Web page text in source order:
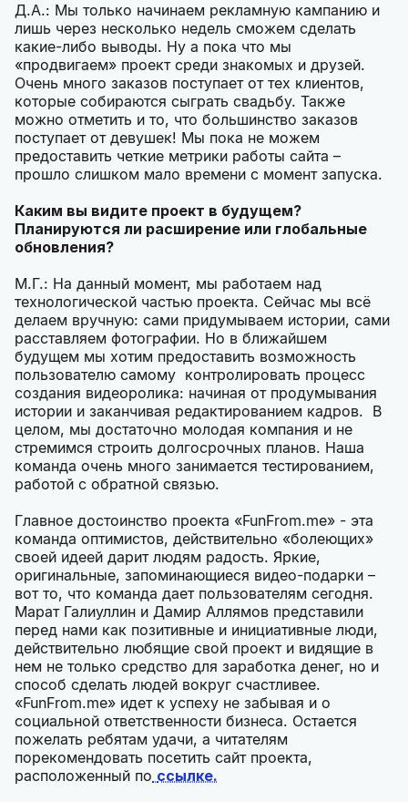
Д.А.: Мы только начинаем рекламную кампанию и
лишь через несколько недель сможем сделать
какие-либо выводы. Ну а пока что мы
«продвигаем» проект среди знакомых и друзей.
Очень много заказов поступает от тех клиентов,
которые собираются сыграть свадьбу. Также
можно отметить и то, что большинство заказов
поступает от девушек! Мы пока не можем
предоставить четкие метрики работы сайта –
прошло слишком мало времени с момент запуска.
Каким вы видите проект в будущем?
Планируются ли расширение или глобальные
обновления?
М.Г.: На данный момент, мы работаем над
технологической частью проекта. Сейчас мы всё
делаем вручную: сами придумываем истории, сами
расставляем фотографии. Но в ближайшем
будущем мы хотим предоставить возможность
пользователю самому контролировать процесс
создания видеоролика: начиная от продумывания
истории и заканчивая редактированием кадров. В
целом, мы достаточно молодая компания и не
стремимся строить долгосрочных планов. Наша
команда очень много занимается тестированием,
работой с обратной связью.
Главное достоинство проекта «FunFrom.me» - эта
команда оптимистов, действительно «болеющих»
своей идеей дарит людям радость. Яркие,
оригинальные, запоминающиеся видео-подарки –
вот то, что команда дает пользователям сегодня.
Марат Галиуллин и Дамир Аллямов представили
перед нами как позитивные и инициативные люди,
действительно любящие свой проект и видящие в
нем не только средство для заработка денег, но и
способ сделать людей вокруг счастливее.
«FunFrom.me» идет к успеху не забывая и о
социальной ответственности бизнеса. Остается
пожелать ребятам удачи, а читателям
порекомендовать посетить сайт проекта,
расположенный по ссылке.